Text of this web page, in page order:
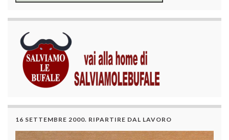
16 SETTEMBRE 2000. RIPARTIRE DAL LAVORO